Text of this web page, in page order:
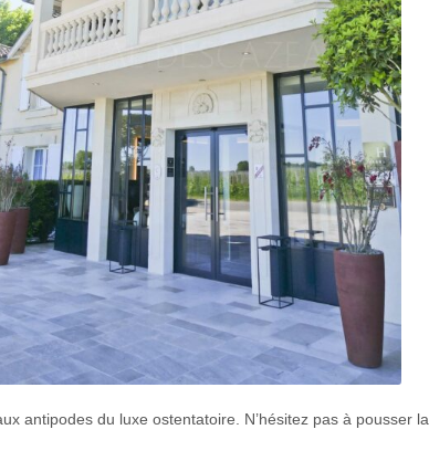
antipodes du luxe ostentatoire. N’hésitez pas à pousser la